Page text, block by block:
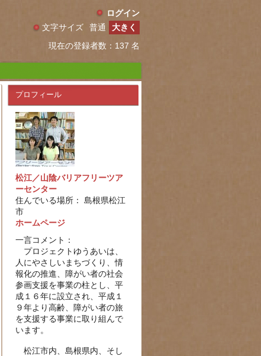
ログイン
現在の登録者数：137 名
文字サイズ 普通 大きく
プロフィール
松江／山陰バリアフリーツア
ーセンター
住んでいる場所： 島根県松江
市
ホームページ
一言コメント：
プロジェクトゆうあいは、
人にやさしいまちづくり、情
報化の推進、障がい者の社会
参画支援を事業の柱とし、平
成１６年に設立され、平成１
９年より高齢、障がい者の旅
を支援する事業に取り組んで
います。
松江市内、島根県内、そし